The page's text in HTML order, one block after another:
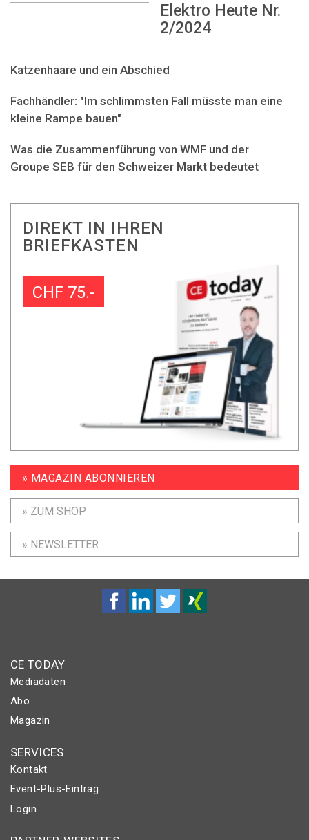
Elektro Heute Nr.
2/2024
Katzenhaare und ein Abschied
Fachhändler: "Im schlimmsten Fall müsste man eine
kleine Rampe bauen"
Was die Zusammenführung von WMF und der
Groupe SEB für den Schweizer Markt bedeutet
DIREKT IN IHREN
BRIEFKASTEN
CHF 75.-
» MAGAZIN ABONNIEREN
» ZUM SHOP
» NEWSLETTER
CE TODAY
Mediadaten
Abo
Magazin
SERVICES
Kontakt
Event-Plus-Eintrag
Login